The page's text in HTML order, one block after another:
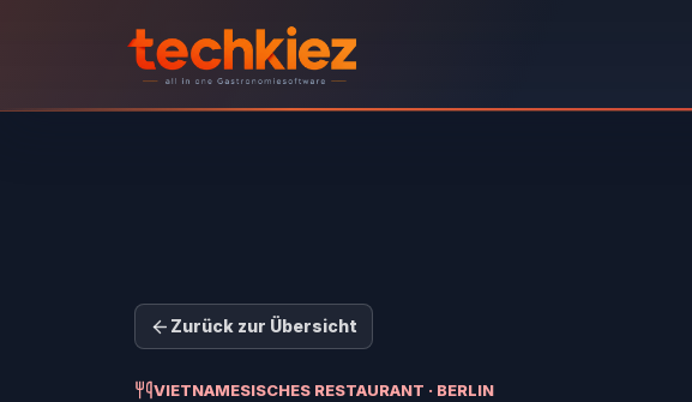
Zurück zur Übersicht
VIETNAMESISCHES RESTAURANT · BERLIN